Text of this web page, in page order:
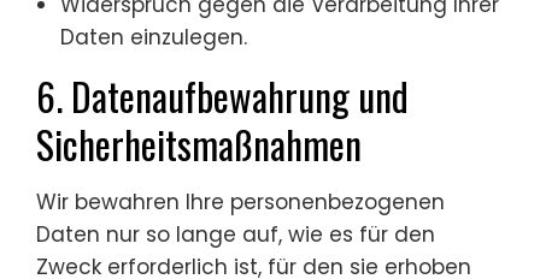
Daten einzulegen.
6. Datenaufbewahrung und
Sicherheitsmaßnahmen
Wir bewahren Ihre personenbezogenen
Daten nur so lange auf, wie es für den
Zweck erforderlich ist, für den sie erhoben